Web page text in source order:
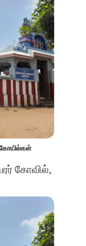
கோவில்,